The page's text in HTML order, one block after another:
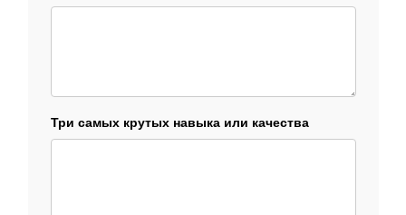
Три самых крутых навыка или качества